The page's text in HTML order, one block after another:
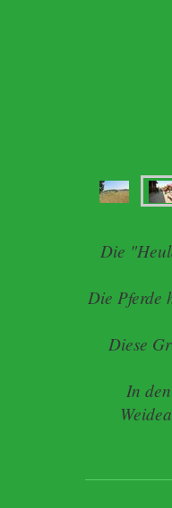
Die
Die Pferde
Diese
In